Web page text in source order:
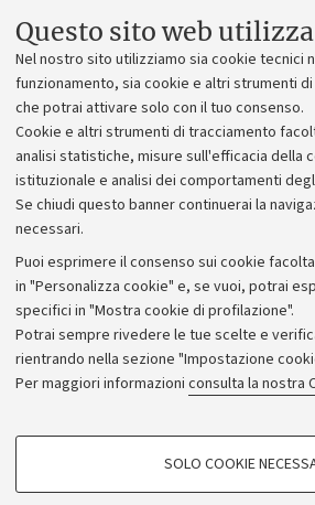
Questo sito web
Nel nostro sito utilizziamo sia cookie tecnici
funzionamento, sia cookie e altri strumenti
che potrai attivare solo con il tuo consenso.
Cookie e altri strumenti di tracciamento
analisi statistiche, misure sull'efficacia della
istituzionale e analisi dei comportamenti
Se chiudi questo banner continuerai la
necessari.
Puoi esprimere il consenso sui cookie
in "Personalizza cookie" e, se vuoi, potrai
specifici in "Mostra cookie di profilazione".
Potrai sempre rivedere le tue scelte e
rientrando nella sezione "Impostazione
Per maggiori informazioni consulta la nostra
COOKIE DI PROFILAZIONE -
SOLO COOKIE
Telefono
+39 051 20 9 6242
vito.brancati@unibo.it
Orario
9:00 - 15:30
Privacy
Note legali
NormAteneo
Impostazioni Cookie